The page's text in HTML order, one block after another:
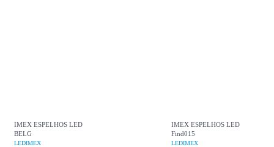
IMEX ESPELHOS LED
BELG
LEDIMEX
IMEX ESPELHOS LED
Find015
LEDIMEX